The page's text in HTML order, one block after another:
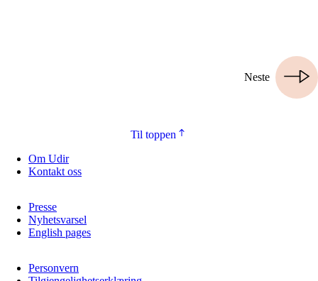
Neste
Til toppen
Om Udir
Kontakt oss
Presse
Nyhetsvarsel
English pages
Personvern